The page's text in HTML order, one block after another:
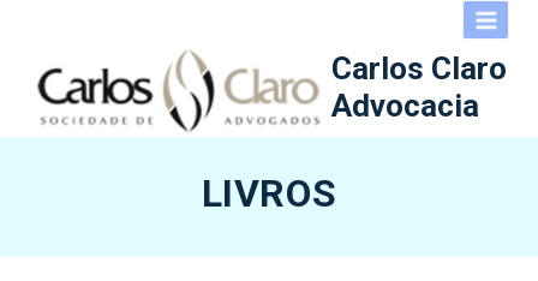
Conteúdo
Carlos Claro
Advocacia
LIVROS